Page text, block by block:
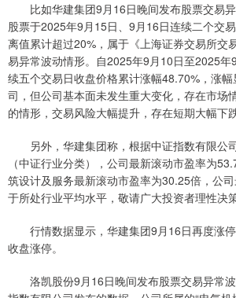
比如华建集团9月16日晚间发布股票交易异
股票于2025年9月15日、9月16日连续二个交
离值累计超过20%，属于《上海证券交易所交
易异常波动情形。自2025年9月10日至2025
续五个交易日收盘价格累计涨幅48.70%，涨
司，但公司基本面未发生重大变化，存在市场
的情形，交易风险大幅提升，存在短期大幅下
另外，华建集团称，根据中证指数有限公
（中证行业分类），公司最新滚动市盈率为
筑设计及服务最新滚动市盈率为30.25倍，公
于所处行业平均水平，敬请广大投资者理性决
行情数据显示，华建集团9月16日再度涨停
收盘涨停。
洛凯股份9月16日晚间发布股票交易异常波